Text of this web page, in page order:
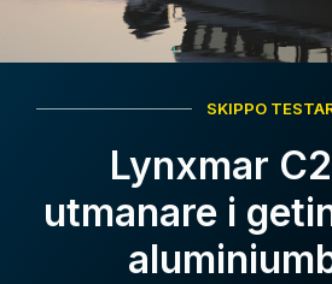
SKIPPO
Lynxmar
utmanare i